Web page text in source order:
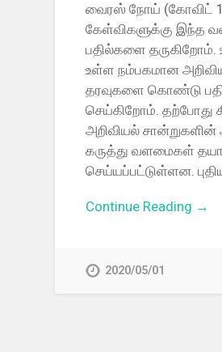
வைரஸ் நோய் (கோவிட்
கேள்விகளுக்கு இந்த
பதில்களை தருகிறோம்.
உள்ள நம்பகமான
தரவுகளை கொண்டு
செய்கிறோம். தற்போது
அறிவியல் சான்றுகளின்
கருத்து வளமைகள்
செய்யப்பட்டுள்ளன.
Continue Reading →
2020/05/01